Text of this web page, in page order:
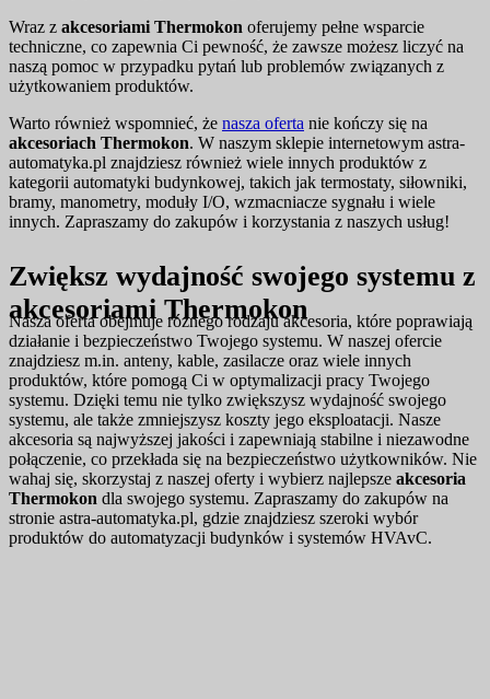
Wraz z akcesoriami Thermokon oferujemy pełne wsparcie
techniczne, co zapewnia Ci pewność, że zawsze możesz liczyć na
naszą pomoc w przypadku pytań lub problemów związanych z
użytkowaniem produktów.
Warto również wspomnieć, że nasza oferta nie kończy się na
akcesoriach Thermokon. W naszym sklepie internetowym astra-
automatyka.pl znajdziesz również wiele innych produktów z
kategorii automatyki budynkowej, takich jak termostaty, siłowniki,
bramy, manometry, moduły I/O, wzmacniacze sygnału i wiele
innych. Zapraszamy do zakupów i korzystania z naszych usług!
Zwiększ wydajność swojego systemu z
akcesoriami Thermokon
Nasza oferta obejmuje różnego rodzaju akcesoria, które poprawiają
działanie i bezpieczeństwo Twojego systemu. W naszej ofercie
znajdziesz m.in. anteny, kable, zasilacze oraz wiele innych
produktów, które pomogą Ci w optymalizacji pracy Twojego
systemu. Dzięki temu nie tylko zwiększysz wydajność swojego
systemu, ale także zmniejszysz koszty jego eksploatacji. Nasze
akcesoria są najwyższej jakości i zapewniają stabilne i niezawodne
połączenie, co przekłada się na bezpieczeństwo użytkowników. Nie
wahaj się, skorzystaj z naszej oferty i wybierz najlepsze akcesoria
Thermokon dla swojego systemu. Zapraszamy do zakupów na
stronie astra-automatyka.pl, gdzie znajdziesz szeroki wybór
produktów do automatyzacji budynków i systemów HVAvC.